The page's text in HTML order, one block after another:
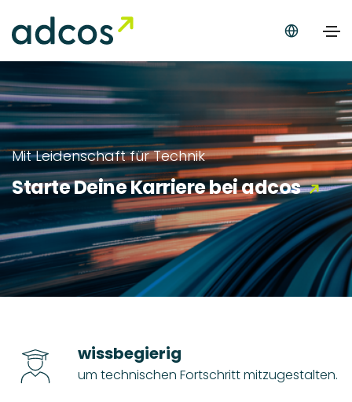
Mit Leidenschaft für Technik
Starte Deine Karriere bei adcos
wissbegierig
um technischen Fortschritt mitzugestalten.